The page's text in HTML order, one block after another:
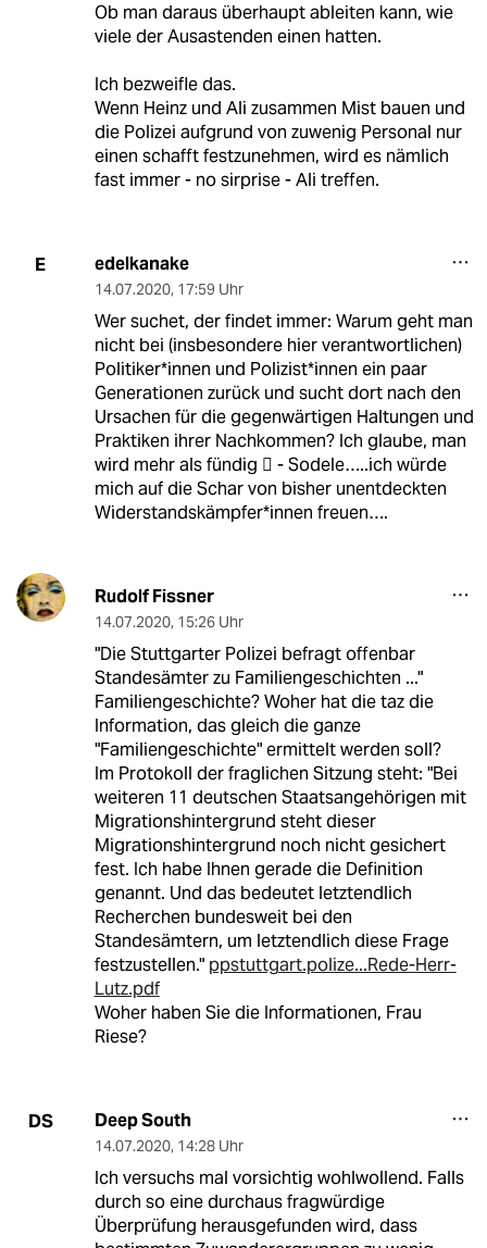
Ob man daraus überhaupt ableiten kann, wie
viele der Ausastenden einen hatten.
Ich bezweifle das.
Wenn Heinz und Ali zusammen Mist bauen und
die Polizei aufgrund von zuwenig Personal nur
einen schafft festzunehmen, wird es nämlich
fast immer - no sirprise - Ali treffen.
E edelkanake
14.07.2020, 17:59 Uhr
Wer suchet, der findet immer: Warum geht man
nicht bei (insbesondere hier verantwortlichen)
Politiker*innen und Polizist*innen ein paar
Generationen zurück und sucht dort nach den
Ursachen für die gegenwärtigen Haltungen und
Praktiken ihrer Nachkommen? Ich glaube, man
wird mehr als fündig  - Sodele…..ich würde
mich auf die Schar von bisher unentdeckten
Widerstandskämpfer*innen freuen….
Rudolf Fissner
14.07.2020, 15:26 Uhr
"Die Stuttgarter Polizei befragt offenbar
Standesämter zu Familiengeschichten ..."
Familiengeschichte? Woher hat die taz die
Information, das gleich die ganze
"Familiengeschichte" ermittelt werden soll?
Im Protokoll der fraglichen Sitzung steht: "Bei
weiteren 11 deutschen Staatsangehörigen mit
Migrationshintergrund steht dieser
Migrationshintergrund noch nicht gesichert
fest. Ich habe Ihnen gerade die Definition
genannt. Und das bedeutet letztendlich
Recherchen bundesweit bei den
Standesämtern, um letztendlich diese Frage
festzustellen." ppstuttgart.polize...Rede-Herr-
Lutz.pdf
Woher haben Sie die Informationen, Frau
Riese?
DS Deep South
14.07.2020, 14:28 Uhr
Ich versuchs mal vorsichtig wohlwollend. Falls
durch so eine durchaus fragwürdige
Überprüfung herausgefunden wird, dass